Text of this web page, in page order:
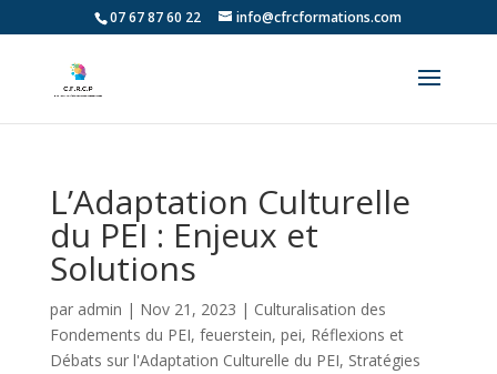
07 67 87 60 22 info@cfrcformations.com
L’Adaptation Culturelle
du PEI : Enjeux et
Solutions
par admin | Nov 21, 2023 | Culturalisation des
Fondements du PEI, feuerstein, pei, Réflexions et
Débats sur l'Adaptation Culturelle du PEI, Stratégies